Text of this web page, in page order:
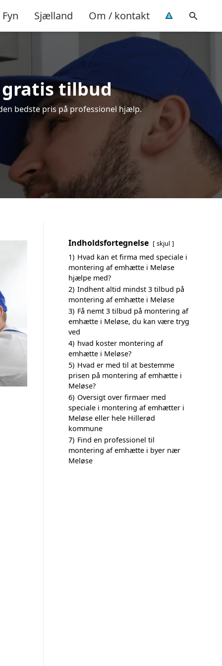
Fyn Sjælland Om / kontakt
tilbud
bedste pris på professionel hjælp.
Indholdsfortegnelse skjul
1) Hvad kan et firma med speciale i
montering af emhætte i Meløse
hjælpe med?
2) Indhent altid mindst 3 tilbud på
montering af emhætte i Meløse
3) Få nemt 3 tilbud på montering af
emhætte i Meløse, du kan være tryg
ved
4) hvad koster montering af
emhætte i Meløse?
5) Hvad er med til at bestemme
prisen på montering af emhætte i
Meløse?
6) Oversigt over firmaer med
speciale i montering af emhætter i
Meløse eller hele Hillerød
kommune
7) Find en professionel til
montering af emhætte i byer nær
Meløse